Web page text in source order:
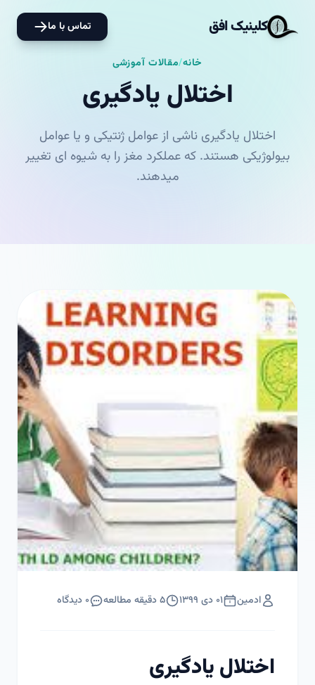
کلینیک افق تماس با ما
خانه/مقالات آموزشی
اختلال یادگیری
اختلال یادگیری ناشی از عوامل ژنتیکی و یا عوامل
بیولوژیکی هستند. که عملکرد مغز را به شیوه ای تغییر
میدهند.
ادمین ۰۱ دی ۱۳۹۹ ۵ دقیقه مطالعه ۰ دیدگاه
اختلال یادگیری